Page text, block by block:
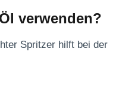
verwenden?
Spritzer hilft bei der